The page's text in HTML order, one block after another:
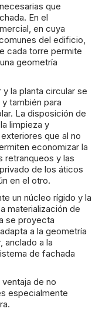
que
En el
en cuya
del edificio,
cada torre permite
geometría
la planta circular se
también para
La disposición de
limpieza y
que al no
economizar la
retranqueos y las
de los áticos
en el otro.
un núcleo rígido y la
materialización de
se proyecta
a la geometría
anclado a la
de fachada
de no
especialmente